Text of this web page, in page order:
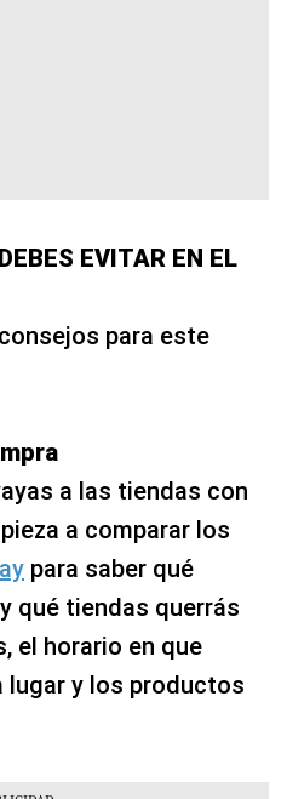
EVITAR EN EL
para este
a las tiendas con
a comparar los
para saber qué
qué tiendas querrás
el horario en que
lugar y los productos